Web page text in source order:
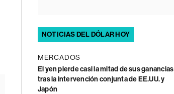
NOTICIAS DEL DÓLAR HOY
MERCADOS
El yen pierde casi la mitad de sus ganancias
tras la intervención conjunta de EE.UU. y
Japón